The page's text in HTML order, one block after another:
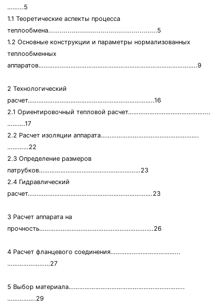
……...5
1.1 Теоретические аспекты процесса
теплообмена........................................................5
1.2 Основные конструкции и параметры нормализованных
теплообменных
аппаратов……………………………………………………………………………..9
2 Технологический
расчет……………………………………………………………..16
2.1 Ориентировочный тепловой расчет……………………………………....
……….17
2.2 Расчет изоляции аппарата……………………………………………….
…………22
2.3 Определение размеров
патрубков…………………………………………………23
2.4 Гидравлический
расчет…………………………………………………………….23
3 Расчет аппарата на
прочность……………………………………………………….26
4 Расчет фланцевого соединения………………………………...
……………………27
5 Выбор материала………………………………………………………..
…………….29